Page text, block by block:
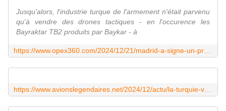
Jusqu'alors, l'industrie turque de l'armement n'était parvenu
qu'à vendre des drones tactiques - en l'occurence les
Bayraktar TB2 produits par Baykar - à